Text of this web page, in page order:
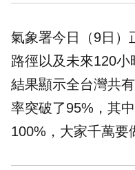
氣象署今日（9日）
路徑以及未來120小
結果顯示全台灣共
率突破了95%，其
100%，大家千萬要